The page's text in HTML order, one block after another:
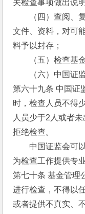
关检查事项做出说明
（四）查阅、复
文件、资料，对可
料予以封存；
（五）检查基金
（六）中国证监
第六十九条 中国证
时，检查人员不得
人员少于2人或者
拒绝检查。
中国证监会可以
为检查工作提供专
第七十条 基金管理
进行检查，不得以
或者提供不真实、